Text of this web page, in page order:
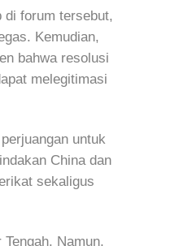
di forum tersebut,
Kemudian,
bahwa resolusi
melegitimasi
untuk
China dan
sekaligus
Namun,